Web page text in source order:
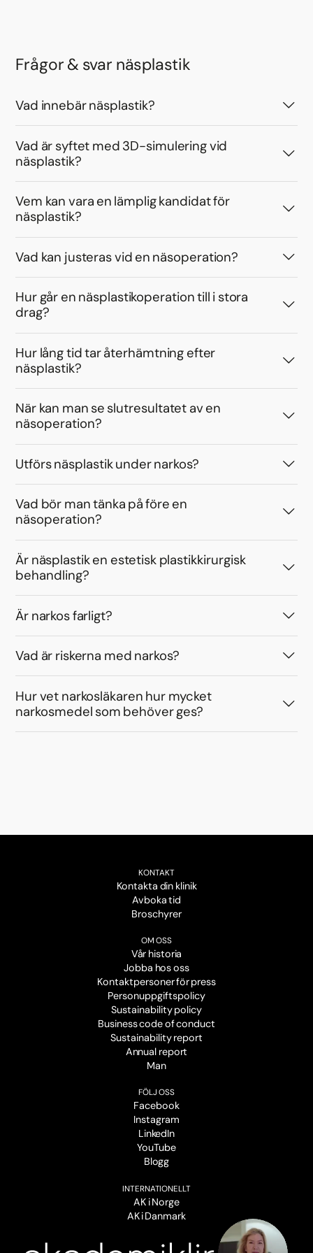
Frågor & svar näsplastik
Vad innebär näsplastik?
Vad är syftet med 3D-simulering vid
näsplastik?
Vem kan vara en lämplig kandidat för
näsplastik?
Vad kan justeras vid en näsoperation?
Hur går en näsplastikoperation till i stora
drag?
Hur lång tid tar återhämtning efter
näsplastik?
När kan man se slutresultatet av en
näsoperation?
Utförs näsplastik under narkos?
Vad bör man tänka på före en
näsoperation?
Är näsplastik en estetisk plastikkirurgisk
behandling?
Är narkos farligt?
Vad är riskerna med narkos?
Hur vet narkosläkaren hur mycket
narkosmedel som behöver ges?
KONTAKT
Kontakta din klinik
Avboka tid
Broschyrer
OM OSS
Vår historia
Jobba hos oss
Kontaktpersoner för press
Personuppgiftspolicy
Sustainability policy
Business code of conduct
Sustainability report
Annual report
Man
FÖLJ OSS
Facebook
Instagram
LinkedIn
YouTube
Blogg
INTERNATIONELLT
AK i Norge
AK i Danmark